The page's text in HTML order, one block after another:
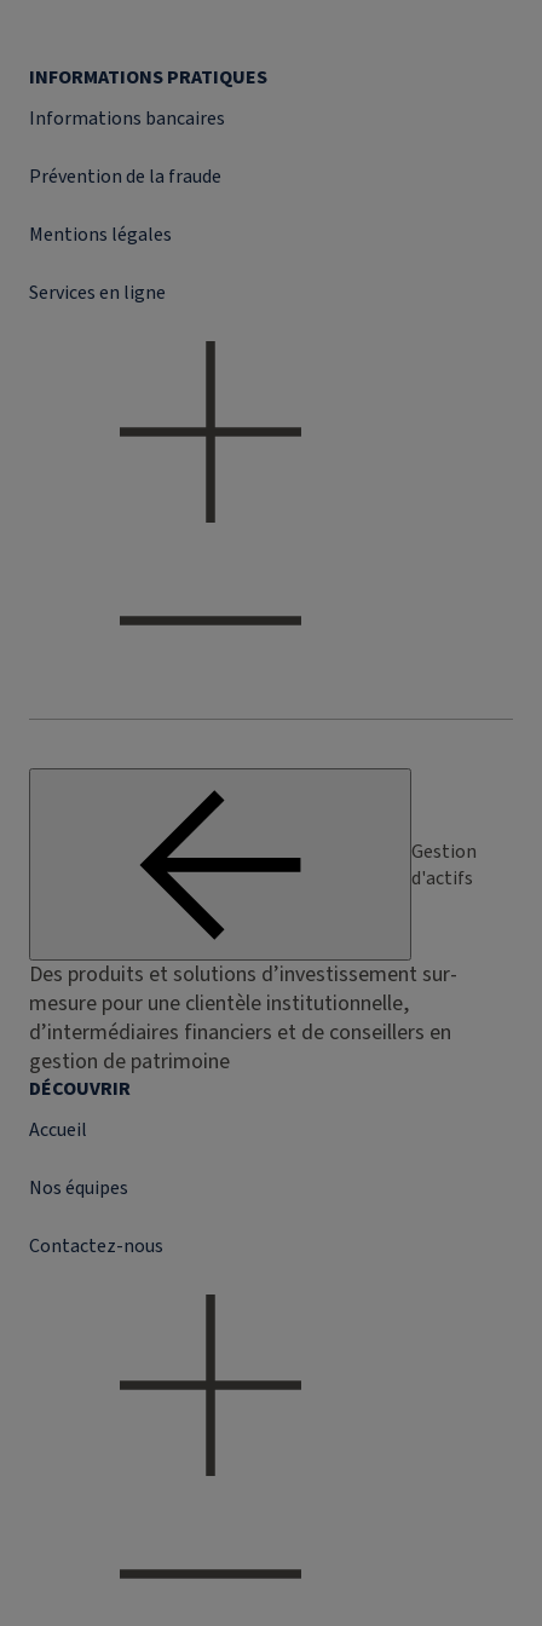
INFORMATIONS PRATIQUES
Informations bancaires
Prévention de la fraude
Mentions légales
Services en ligne
Gestion
d'actifs
Des produits et solutions d’investissement sur-
mesure pour une clientèle institutionnelle,
d’intermédiaires financiers et de conseillers en
gestion de patrimoine
DÉCOUVRIR
Accueil
Nos équipes
Contactez-nous